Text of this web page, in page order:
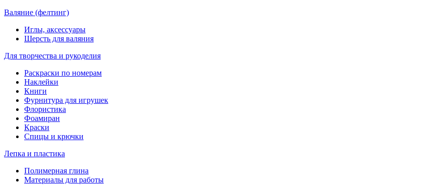
Валяние (фелтинг)
Иглы, аксессуары
Шерсть для валяния
Для творчества и рукоделия
Раскраски по номерам
Наклейки
Книги
Фурнитура для игрушек
Флористика
Фоамиран
Краски
Спицы и крючки
Лепка и пластика
Полимерная глина
Материалы для работы